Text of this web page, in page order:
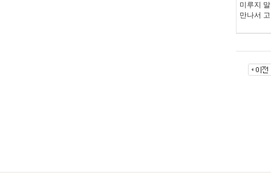
미루지
만나서